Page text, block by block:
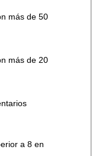
más de 50
más de 20
a 8 en